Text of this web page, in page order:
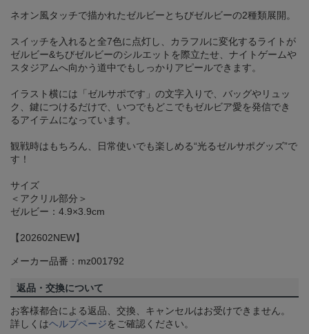
ネオン風タッチで描かれたゼルビーとちびゼルビーの2種類展開。
スイッチを入れると全7色に点灯し、カラフルに変化するライトが
ゼルビー&ちびゼルビーのシルエットを際立たせ、ナイトゲームや
スタジアムへ向かう道中でもしっかりアピールできます。
イラスト横には「ゼルサポです」の文字入りで、バッグやリュッ
ク、鍵につけるだけで、いつでもどこでもゼルビア愛を発信でき
るアイテムになっています。
観戦時はもちろん、日常使いでも楽しめる“光るゼルサポグッズ”で
す！
サイズ
＜アクリル部分＞
ゼルビー：4.9×3.9cm
【202602NEW】
メーカー品番：mz001792
返品・交換について
お客様都合による返品、交換、キャンセルはお受けできません。
詳しくはヘルプページをご確認ください。